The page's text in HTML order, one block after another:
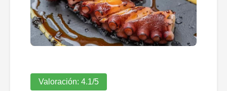
Valoración: 4.1/5